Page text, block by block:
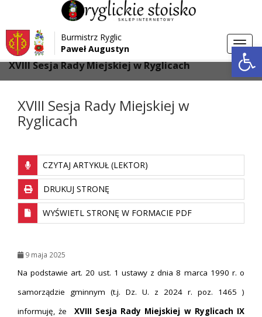
Przejdź do menu
Przejdź do głównej treści strony
Przejdź do stopki strony
Burmistrz Ryglic
Paweł Augustyn
Strona główna > Aktualności
XVIII Sesja Rady Miejskiej w Ryglicach
XVIII Sesja Rady Miejskiej w
Ryglicach
CZYTAJ ARTYKUŁ (LEKTOR)
DRUKUJ STRONĘ
WYŚWIETL STRONĘ W FORMACIE PDF
9 maja 2025
Na podstawie art. 20 ust. 1 ustawy z dnia 8 marca 1990 r. o
samorządzie gminnym (t.j. Dz. U. z 2024 r. poz. 1465 )
informuję, że XVIII Sesja Rady Miejskiej w Ryglicach IX